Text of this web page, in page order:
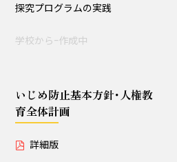
いじめ防止基本方針･人
詳細版
探究プログラムの実践
学校からｰ作成中
いじめ防止基本方針･人権教
育全体計画
詳細版